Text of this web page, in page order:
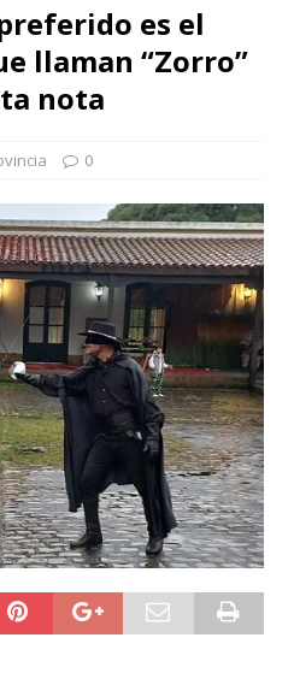
es el
llaman “Zorro”
nota
0